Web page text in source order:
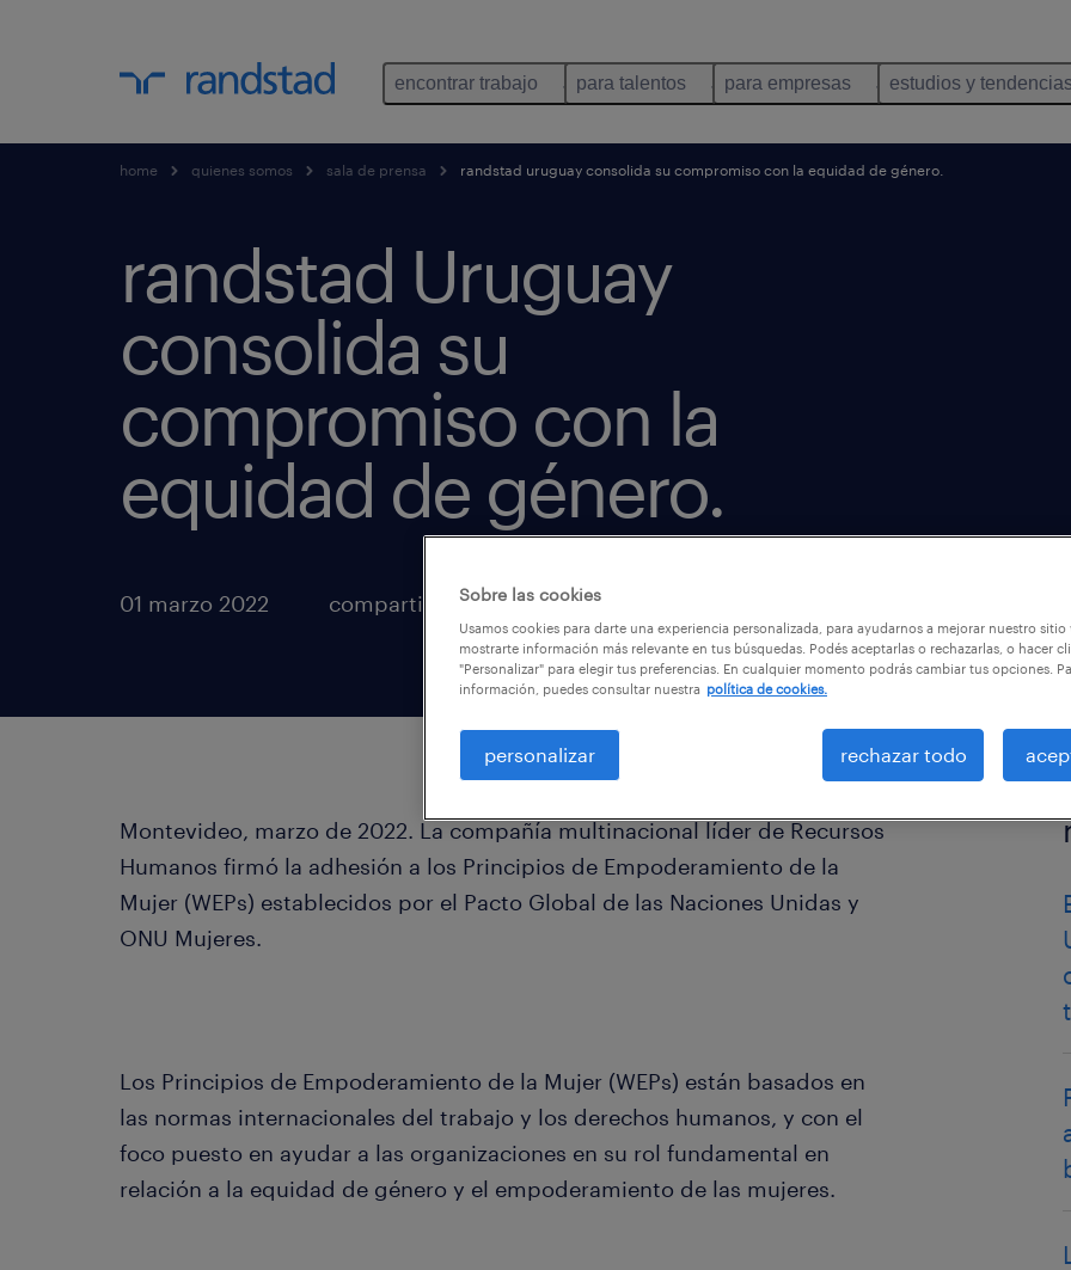
encontrar trabajo para talentos para empresas estudios y
home quienes somos sala de prensa randstad uruguay consolida su compromiso con la equidad de género.
randstad Uruguay
consolida su
compromiso con la
equidad de género.
01 marzo 2022 compartir en
Montevideo, marzo de 2022. La compañía multinacional líder de Recursos
Humanos firmó la adhesión a los Principios de Empoderamiento de la
Mujer (WEPs) establecidos por el Pacto Global de las Naciones Unidas y
ONU Mujeres.
Los Principios de Empoderamiento de la Mujer (WEPs) están basados en
las normas internacionales del trabajo y los derechos humanos, y con el
foco puesto en ayudar a las organizaciones en su rol fundamental en
relación a la equidad de género y el empoderamiento de las mujeres.
Sobre las cookies
Usamos cookies para darte una experiencia personalizada, para ayudarnos a mejorar nuestro sitio
mostrarte información más relevante en tus búsquedas. Podés aceptarlas o rechazarlas, o hacer
"Personalizar" para elegir tus preferencias. En cualquier momento podrás cambiar tus opciones.
información, puedes consultar nuestra política de cookies.
personalizar rechazar todo